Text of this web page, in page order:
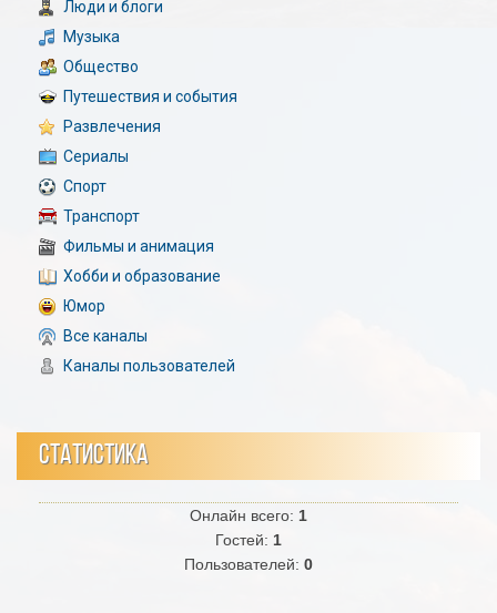
Люди и блоги
Музыка
Общество
Путешествия и события
Развлечения
Сериалы
Спорт
Транспорт
Фильмы и анимация
Хобби и образование
Юмор
Все каналы
Каналы пользователей
СТАТИСТИКА
Онлайн всего: 1
Гостей: 1
Пользователей: 0